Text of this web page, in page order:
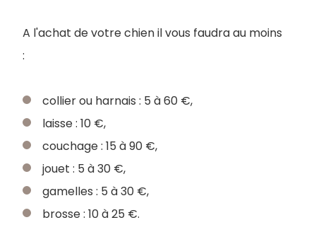
A l'achat de votre chien il vous faudra au moins
:
collier ou harnais : 5 à 60 €,
laisse : 10 €,
couchage : 15 à 90 €,
jouet : 5 à 30 €,
gamelles : 5 à 30 €,
brosse : 10 à 25 €.